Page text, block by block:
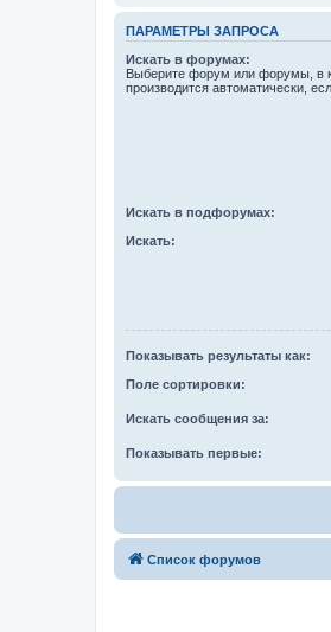
ПАРАМЕТРЫ ЗАПРОСА
Искать в форумах:
Выберите форум или форумы, в
производится автоматически,
Искать в подфорумах:
Искать:
Показывать результаты как:
Поле сортировки:
Искать сообщения за:
Показывать первые:
Список форумов